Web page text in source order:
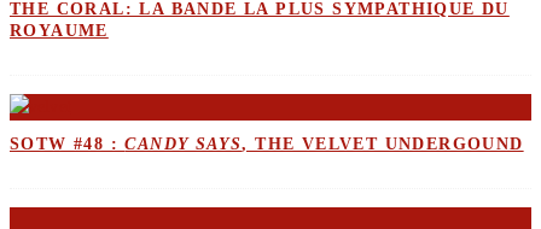
THE CORAL: LA BANDE LA PLUS SYMPATHIQUE DU
ROYAUME
SOTW #48 :CANDY SAYS, THE VELVET UNDERGOUND